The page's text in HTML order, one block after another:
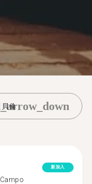
貝倫
新加入